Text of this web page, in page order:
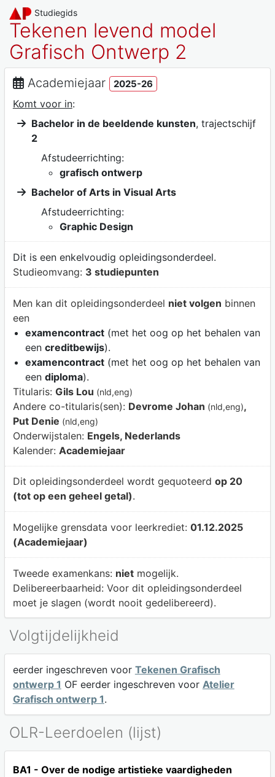
Studiegids
Tekenen levend model
Grafisch Ontwerp 2
Academiejaar 2025-26
Komt voor in:
Bachelor in de beeldende kunsten, trajectschijf
2
Afstudeerrichting:
grafisch ontwerp
Bachelor of Arts in Visual Arts
Afstudeerrichting:
Graphic Design
Dit is een enkelvoudig opleidingsonderdeel.
Studieomvang: 3 studiepunten
Men kan dit opleidingsonderdeel niet volgen binnen
een
examencontract(met het oog op het behalen van
een creditbewijs).
examencontract(met het oog op het behalen van
een diploma).
Titularis: Gils Lou (nld,eng)
Andere co-titularis(sen): Devrome Johan (nld,eng),
Put Denie (nld,eng)
Onderwijstalen: Engels, Nederlands
Kalender: Academiejaar
Dit opleidingsonderdeel wordt gequoteerd op 20
(tot op een geheel getal).
Mogelijke grensdata voor leerkrediet: 01.12.2025
(Academiejaar)
Tweede examenkans: nietmogelijk.
Delibereerbaarheid: Voor dit opleidingsonderdeel
moet je slagen (wordt nooit gedelibereerd).
Volgtijdelijkheid
eerder ingeschreven voor Tekenen Grafisch
ontwerp 1 OF eerder ingeschreven voor Atelier
Grafisch ontwerp 1.
OLR-Leerdoelen (lijst)
BA1 - Over de nodige artistieke vaardigheden